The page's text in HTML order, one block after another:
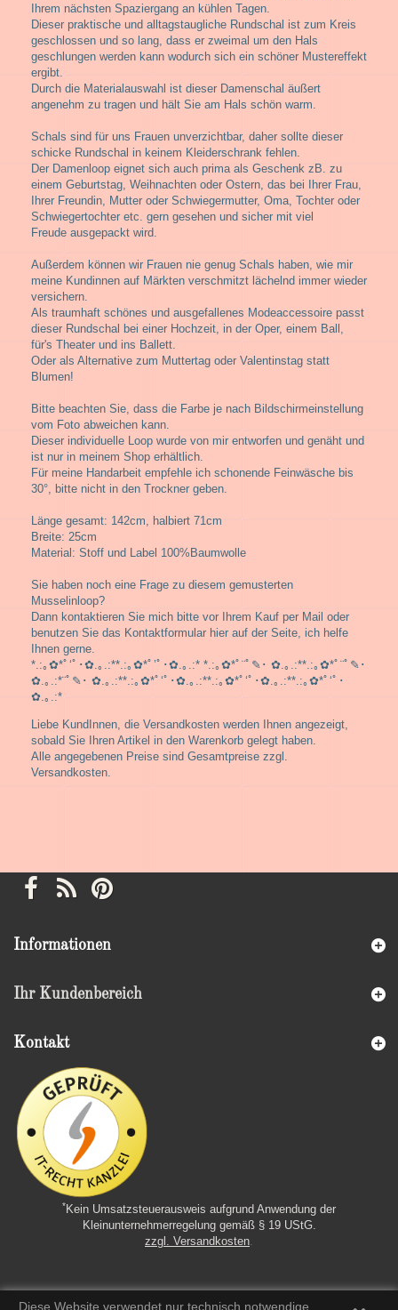
Ihrem nächsten Spaziergang an kühlen Tagen.
Dieser praktische und alltagstaugliche Rundschal ist zum Kreis
geschlossen und so lang, dass er zweimal um den Hals
geschlungen werden kann wodurch sich ein schöner Mustereffekt
ergibt.
Durch die Materialauswahl ist dieser Damenschal äußert
angenehm zu tragen und hält Sie am Hals schön warm.
Schals sind für uns Frauen unverzichtbar, daher sollte dieser
schicke Rundschal in keinem Kleiderschrank fehlen.
Der Damenloop eignet sich auch prima als Geschenk zB. zu
einem Geburtstag, Weihnachten oder Ostern, das bei Ihrer Frau,
Ihrer Freundin, Mutter oder Schwiegermutter, Oma, Tochter oder
Schwiegertochter etc. gern gesehen und sicher mit viel
Freude ausgepackt wird.
Außerdem können wir Frauen nie genug Schals haben, wie mir
meine Kundinnen auf Märkten verschmitzt lächelnd immer wieder
versichern.
Als traumhaft schönes und ausgefallenes Modeaccessoire passt
dieser Rundschal bei einer Hochzeit, in der Oper, einem Ball,
für's Theater und ins Ballett.
Oder als Alternative zum Muttertag oder Valentinstag statt
Blumen!
Bitte beachten Sie, dass die Farbe je nach Bildschirmeinstellung
vom Foto abweichen kann.
Dieser individuelle Loop wurde von mir entworfen und genäht und
ist nur in meinem Shop erhältlich.
Für meine Handarbeit empfehle ich schonende Feinwäsche bis
30°, bitte nicht in den Trockner geben.
Länge gesamt: 142cm, halbiert 71cm
Breite: 25cm
Material: Stoff und Label 100%Baumwolle
Sie haben noch eine Frage zu diesem gemusterten
Musselinloop?
Dann kontaktieren Sie mich bitte vor Ihrem Kauf per Mail oder
benutzen Sie das Kontaktformular hier auf der Seite, ich helfe
Ihnen gerne.
*.:｡✿*ﾟ‘ﾟ･✿.｡.:**.:｡✿*ﾟ’ﾟ･✿.｡.:* *.:｡✿*ﾟ¨ﾟ✎･ ✿.｡.:**.:｡✿*ﾟ¨ﾟ✎･
✿.｡.:*¨ﾟ✎･ ✿.｡.:**.:｡✿*ﾟ‘ﾟ･✿.｡.:**.:｡✿*ﾟ‘ﾟ･✿.｡.:**.:｡✿*ﾟ‘ﾟ･
✿.｡.:*
Liebe KundInnen, die Versandkosten werden Ihnen angezeigt,
sobald Sie Ihren Artikel in den Warenkorb gelegt haben.
Alle angegebenen Preise sind Gesamtpreise zzgl.
Versandkosten.
Informationen
Ihr Kundenbereich
Kontakt
Diese Website verwendet nur technisch notwendige
*Kein Umsatzsteuerausweis aufgrund Anwendung der
Kleinunternehmerregelung gemäß § 19 UStG.
zzgl. Versandkosten.